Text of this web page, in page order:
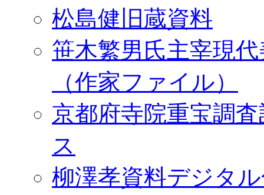
松島健旧蔵資料
笹木繁男氏主宰現
（作家ファイル）
京都府寺院重宝調
ス
柳澤孝資料デジタ